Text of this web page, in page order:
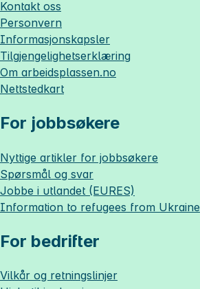
Kontakt oss
Personvern
Informasjonskapsler
Tilgjengelighetserklæring
Om arbeidsplassen.no
Nettstedkart
For jobbsøkere
Nyttige artikler for jobbsøkere
Spørsmål og svar
Jobbe i utlandet (EURES)
Information to refugees from Ukraine
For bedrifter
Vilkår og retningslinjer